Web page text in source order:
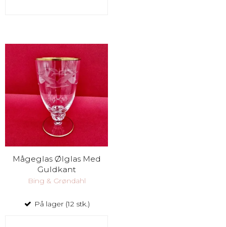
Mågeglas Ølglas Med
Guldkant
Bing & Grøndahl
På lager (12 stk.)